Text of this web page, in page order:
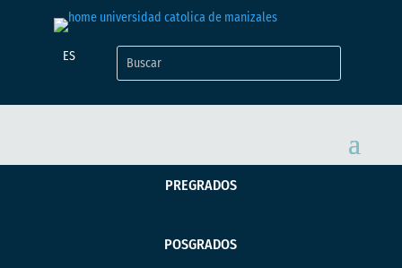
ES
PREGRADOS
POSGRADOS